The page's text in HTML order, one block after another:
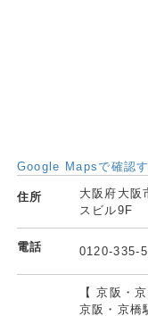
Google Mapsで確認
住所
大阪府大阪
スビル9F
電話 0120-335-
【 京阪・
京阪・京橋